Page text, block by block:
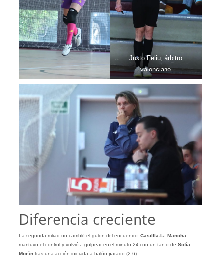
Justo Feliu, árbitro
valenciano
Diferencia creciente
La segunda mitad no cambió el guion del encuentro. Castilla-La Mancha
mantuvo el control y volvió a golpear en el minuto 24 con un tanto de Sofía
Morántras una acción iniciada a balón parado (2-6).